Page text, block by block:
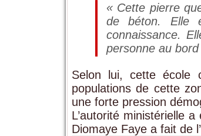
« Cette pierre
de béton. Elle
connaissance.
personne au
Selon lui, cette école
populations de cette
une forte pression
L’autorité ministérielle
Diomaye Faye a fait de